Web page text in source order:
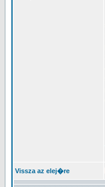
Vissza az elej�re